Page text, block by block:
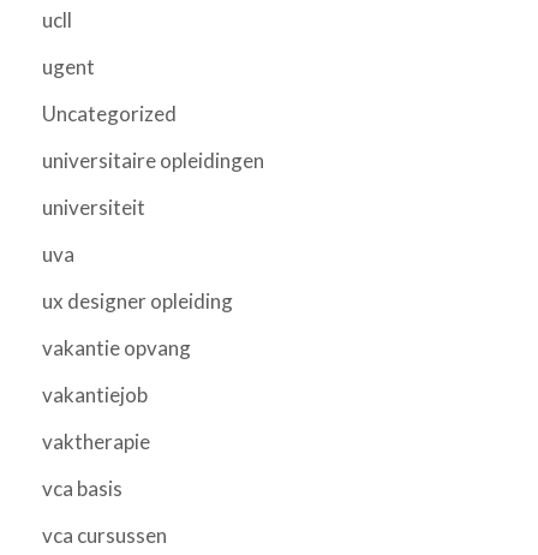
ucll
ugent
Uncategorized
universitaire opleidingen
universiteit
uva
ux designer opleiding
vakantie opvang
vakantiejob
vaktherapie
vca basis
vca cursussen